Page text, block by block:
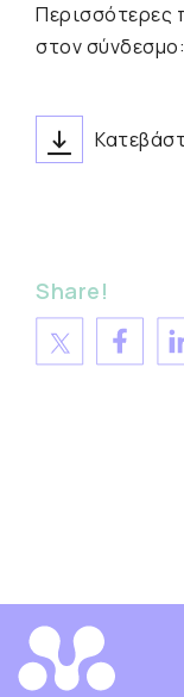
Περισσότερες
στον σύνδεσμο:
Share!